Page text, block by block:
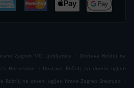
Zagreb MO Ljubljanica . Dostava Roštilj na
Horseshoe
. Dostava Roštilj na drveni ugljen
Roštilj na drveni ugljen hrane Zagreb Srednjaci .